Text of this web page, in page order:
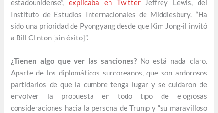
estadounidense”,explicaba en TwitterJeffrey Lewis, del
Instituto de Estudios Internacionales de Middlesbury. “Ha
sido una prioridad de Pyongyang desde que Kim Jong-il invitó
a Bill Clinton [sin éxito]”.
¿Tienen algo que ver las sanciones? No está nada claro.
Aparte de los diplomáticos surcoreanos, que son ardorosos
partidarios de que la cumbre tenga lugar y se cuidaron de
envolver la propuesta en todo tipo de elogiosas
consideraciones hacia la persona de Trump y “su maravilloso